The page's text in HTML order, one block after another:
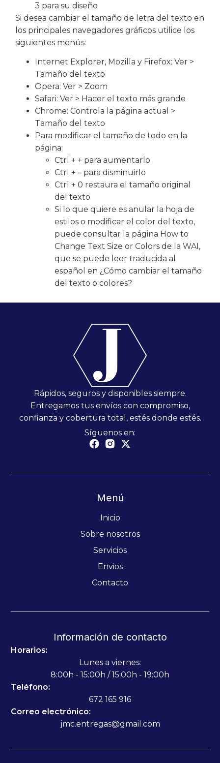
3 para su diseño
Si desea cambiar el tamaño de letra del texto en
los principales navegadores gráficos utilice los
siguientes menús:
Internet Explorer, Mozilla y Firefox: Ver >
Tamaño del texto
Opera: Ver > Zoom
Safari: Ver > Hacer el texto más grande
Chrome: Controla la página actual >
Tamaño del texto
Para modificar el tamaño de todo en la
página:
Ctrl + + para aumentarlo
Ctrl + – para disminuirlo
Ctrl + 0 restaura el tamaño original
del texto
Si lo que quiere es anular la hoja de
estilos o modificar el color del texto,
puede consultar la página How to
Change Text Size or Colors de la WAI,
que se puede leer traducida al
español en ¿Cómo cambiar el tamaño
del texto o colores?
Rápidos, seguros y disponibles siempre.
Entregamos tus envíos con compromiso,
confianza y cobertura total, estés donde estés.
Síguenos en:
Menú
Inicio
Sobre nosotros
Servicios
Envios
Contacto
Información de contacto
Horarios:
Lunes a viernes:
8:00h - 15:00h / 15:00h - 19:00h
Teléfono:
672 165 916
Correo electrónico:
jmc.entregas@gmail.com